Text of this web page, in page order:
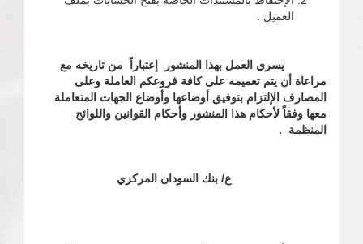
العميل .
يسري العمل بهذا المنشور إعتباراً من تاريخه مع
مراعاة أن يتم تعميمه على كافة فروعكم العاملة وعلى
المصارف الإلتزام بتوفيق أوضاعها وأوضاع الجهات المتعاملة
معها وفقاً لأحكام هذا المنشور وأحكام القوانين واللوائح
المنظمة .
ع/ بنك السودان المركزي